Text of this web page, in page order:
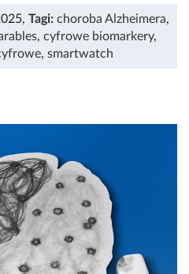
, Tagi: choroba Alzheimera,
, cyfrowe biomarkery,
, smartwatch